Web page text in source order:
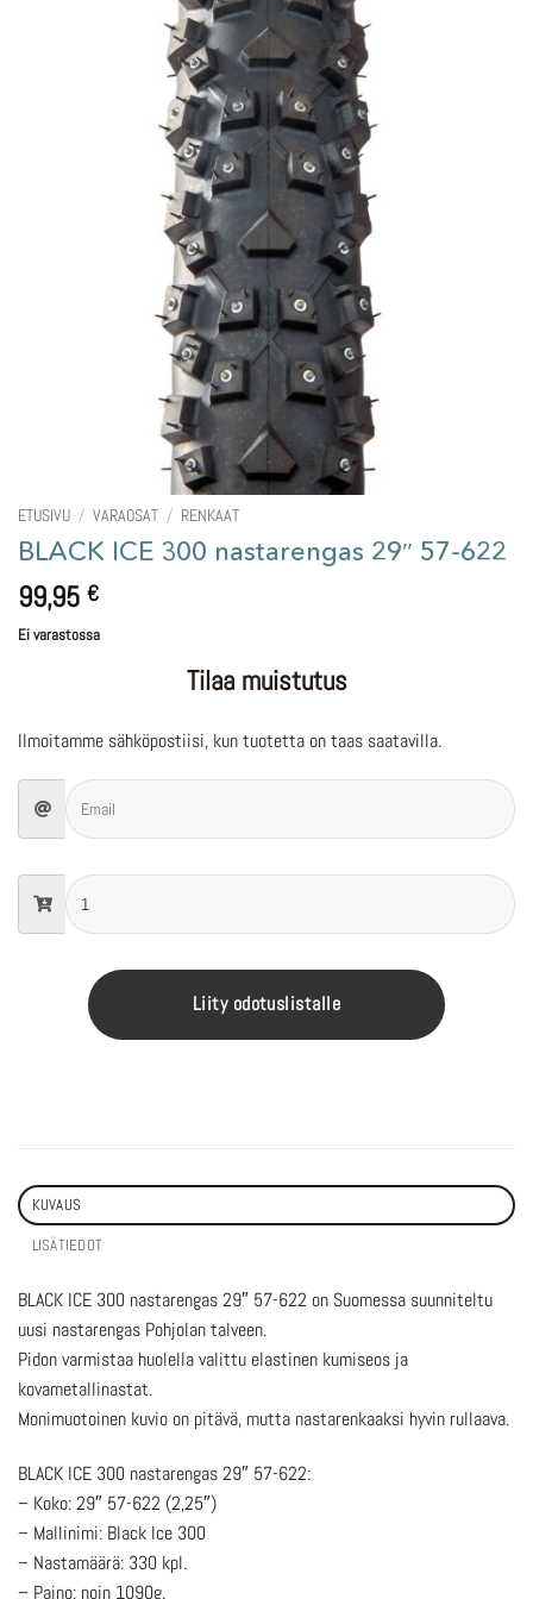
ETUSIVU / VARAOSAT / RENKAAT
BLACK ICE 300 nastarengas 29″ 57-622
99,95 €
Ei varastossa
Tilaa muistutus
Ilmoitamme sähköpostiisi, kun tuotetta on taas saatavilla.
Liity odotuslistalle
KUVAUS
LISÄTIEDOT
BLACK ICE 300 nastarengas 29″ 57-622 on Suomessa suunniteltu
uusi nastarengas Pohjolan talveen.
Pidon varmistaa huolella valittu elastinen kumiseos ja
kovametallinastat.
Monimuotoinen kuvio on pitävä, mutta nastarenkaaksi hyvin rullaava.
BLACK ICE 300 nastarengas 29″ 57-622:
– Koko: 29″ 57-622 (2,25″)
– Mallinimi: Black Ice 300
– Nastamäärä: 330 kpl.
– Paino: noin 1090g.